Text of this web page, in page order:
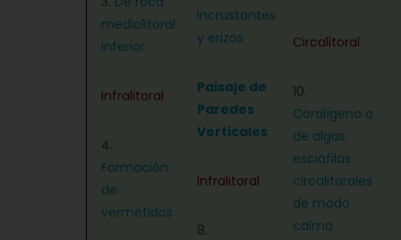
mediolitoral
inferior
Infralitoral
4.
Formación
de
vermétidos
incrustantes
y erizos
Paisaje de
Paredes
Verticales
Infralitoral
8.
Circalitoral
10.
Coralígeno o
de algas
esciáfilas
circalitorales
de modo
calmo